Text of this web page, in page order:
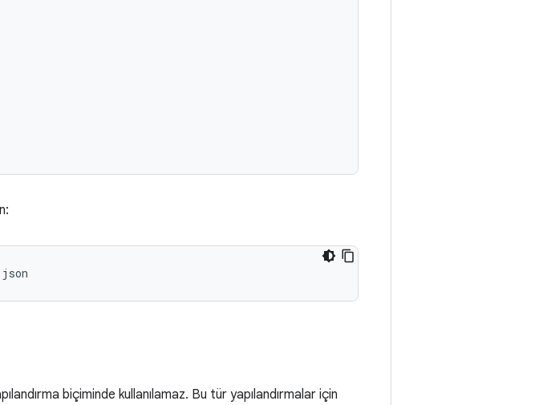
biçiminde kullanılamaz. Bu tür yapılandırmalar için